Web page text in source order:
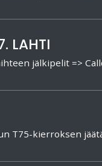
LAHTI
jälkipelit =>
T75-kierroksen